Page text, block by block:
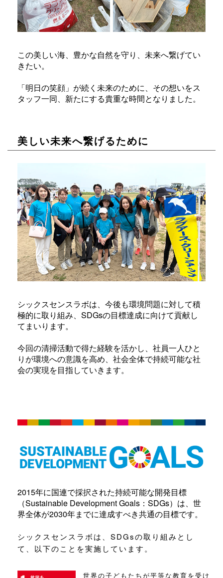
この美しい海、豊かな自然を守り、未来へ繋げてい
きたい。
「明日の笑顔」が続く未来のために、その想いをス
タッフ一同、新たにする貴重な時間となりました。
美しい未来へ繋げるために
シックスセンスラボは、今後も環境問題に対して積
極的に取り組み、SDGsの目標達成に向けて貢献し
てまいります。
今回の清掃活動で得た経験を活かし、社員一人ひと
りが環境への意識を高め、社会全体で持続可能な社
会の実現を目指していきます。
2015年に国連で採択された持続可能な開発目標
（Sustainable Development Goals：SDGs）は、世
界全体が2030年までに達成すべき共通の目標です。
シックスセンスラボは、SDGsの取り組みとし
て、以下のことを実施しています。
世界の子どもたちが平等な教育を受け